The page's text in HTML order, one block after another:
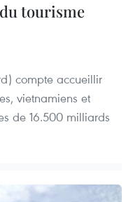
tourisme
compte accueillir
vietnamiens et
de 16.500 milliards